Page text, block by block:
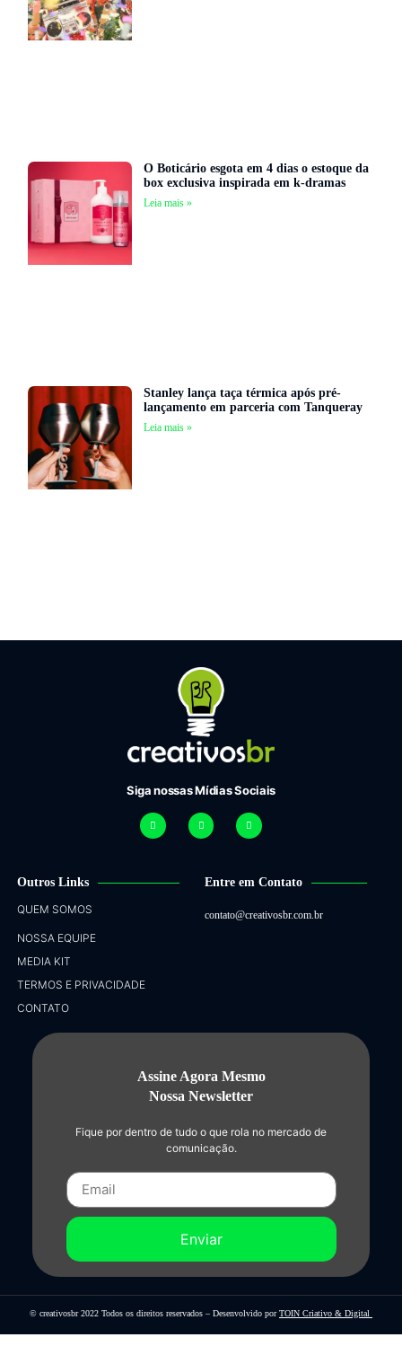
O Boticário esgota em 4 dias o estoque da
box exclusiva inspirada em k-dramas
Leia mais »
Stanley lança taça térmica após pré-
lançamento em parceria com Tanqueray
Leia mais »
Siga nossas Mídias Sociais
Outros Links
QUEM SOMOS
NOSSA EQUIPE
MEDIA KIT
TERMOS E PRIVACIDADE
CONTATO
Entre em Contato
contato@creativosbr.com.br
Assine Agora Mesmo
Nossa Newsletter
Fique por dentro de tudo o que rola no mercado de
comunicação.
Enviar
© creativosbr 2022 Todos os direitos reservados – Desenvolvido porTOIN Criativo & Digital